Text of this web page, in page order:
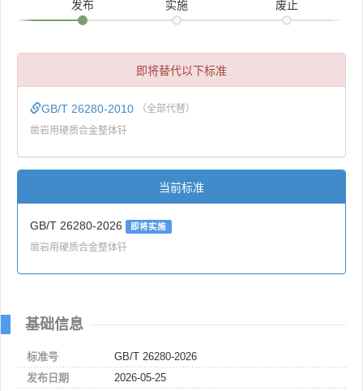
发布 实施 废止
即将替代以下标准
GB/T 26280-2010 （全部代替）
凿岩用硬质合金整体钎
当前标准
GB/T 26280-2026 即将实施
凿岩用硬质合金整体钎
基础信息
标准号
GB/T 26280-2026
发布日期
2026-05-25